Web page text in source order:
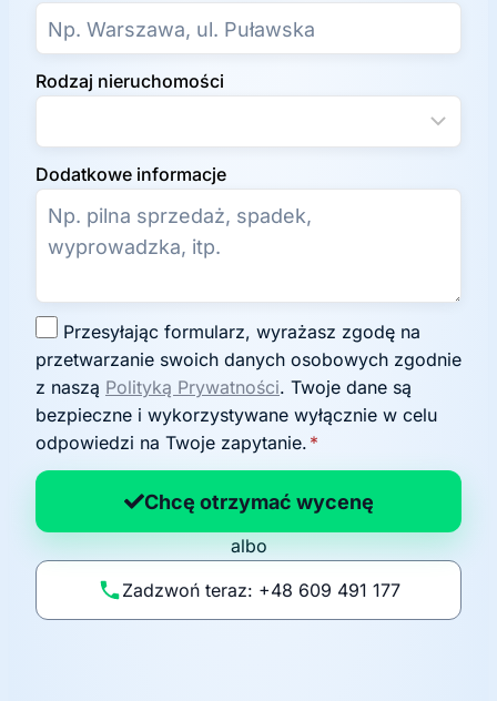
Rodzaj nieruchomości
Dodatkowe informacje
g
o
d
a
n
p
li
t
przetwarzanie swoich danych osobowych zgodnie
z naszą Polityką Prywatności. Twoje dane są
bezpieczne i wykorzystywane wyłącznie w celu
odpowiedzi na Twoje zapytanie. *
Chcę otrzymać wycenę
albo
Zadzwoń teraz: +48 609 491 177